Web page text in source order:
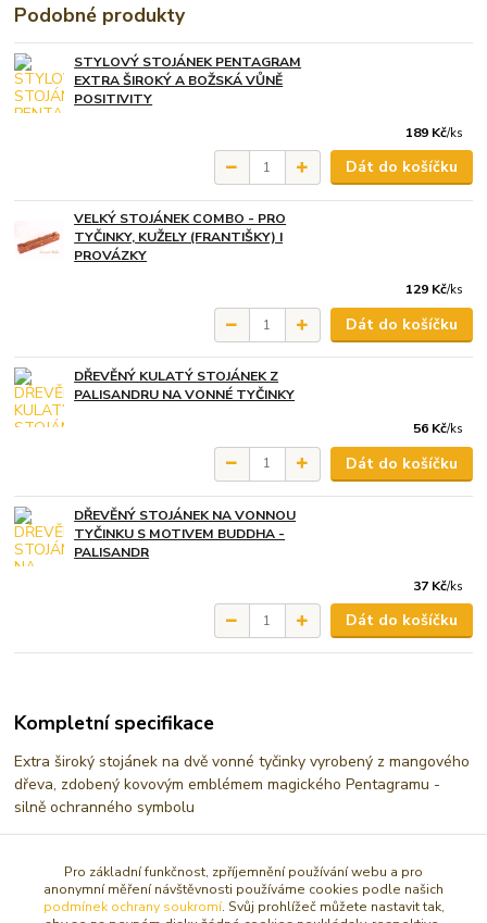
Podobné produkty
STYLOVÝ STOJÁNEK PENTAGRAM
EXTRA ŠIROKÝ A BOŽSKÁ VŮNĚ
POSITIVITY
189 Kč/ks
Dát do košíčku
VELKÝ STOJÁNEK COMBO - PRO
TYČINKY, KUŽELY (FRANTIŠKY) I
PROVÁZKY
129 Kč/ks
Dát do košíčku
DŘEVĚNÝ KULATÝ STOJÁNEK Z
PALISANDRU NA VONNÉ TYČINKY
56 Kč/ks
Dát do košíčku
DŘEVĚNÝ STOJÁNEK NA VONNOU
TYČINKU S MOTIVEM BUDDHA -
PALISANDR
37 Kč/ks
Dát do košíčku
Kompletní specifikace
Extra široký stojánek na dvě vonné tyčinky vyrobený z mangového
dřeva, zdobený kovovým emblémem magického Pentagramu -
silně ochranného symbolu
Pro základní funkčnost, zpříjemnění používání webu a pro
anonymní měření návštěvnosti používáme cookies podle našich
podmínek ochrany soukromí. Svůj prohlížeč můžete nastavit tak,